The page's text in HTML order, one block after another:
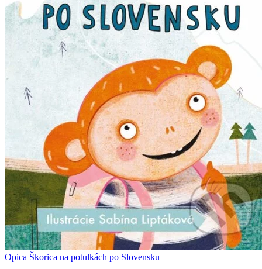
Opica Škorica na potulkách po Slovensku